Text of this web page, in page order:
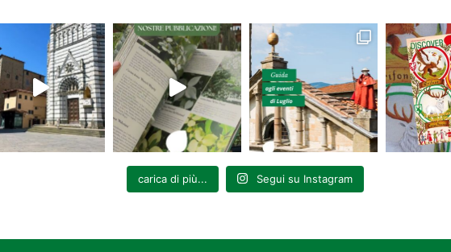
carica di più... Segui su Instagram